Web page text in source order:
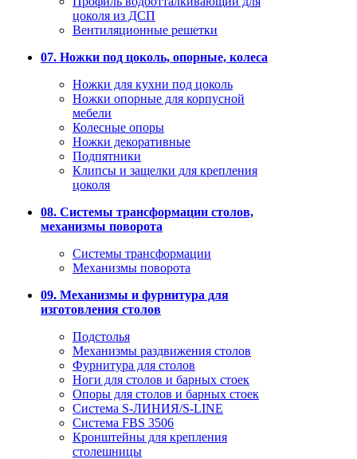
цоколя из ДСП
Вентиляционные решетки
07. Ножки под цоколь, опорные, колеса
Ножки для кухни под цоколь
Ножки опорные для корпусной
мебели
Колесные опоры
Ножки декоративные
Подпятники
Клипсы и защелки для крепления
цоколя
08. Системы трансформации столов,
механизмы поворота
Системы трансформации
Механизмы поворота
09. Механизмы и фурнитура для
изготовления столов
Подстолья
Механизмы раздвижения столов
Фурнитура для столов
Ноги для столов и барных стоек
Опоры для столов и барных стоек
Система S-ЛИНИЯ/S-LINE
Система FBS 3506
Кронштейны для крепления
столешницы